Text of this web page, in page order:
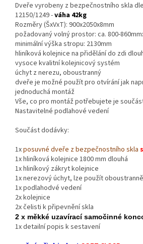
Dveře vyrobeny z bezpečnostního skla
12150/1249 -váha 42kg
Rozměry (ŠxVxT): 900x2050x8mm
požadovaný volný prostor: ca. 800-
minimální výška stropu: 2130mm
hliníková kolejnice na přidělání do zdi
vysoce kvalitní kolejnicový systém
úchyt z nerezu, oboustranný
dveře je možné použít pro otvírání jak
jednoduchá montáž
Vše, co pro montáž potřebujete je
Nastavitelné podlahové vedení
Součást dodávky:
1xposuvné dveře z bezpečnostního skla
1x hliníková kolejnice 1800 mm dlouhá
1x hliníkový zákryt kolejnice
1x nerezový úchyt, lze použít oboustranně
1x podlahodvé vedení
2x kolejnice
2x čelisti k připevnění skla
2 x měkké uzavírací samočinné
1x detailní popis k sestavení